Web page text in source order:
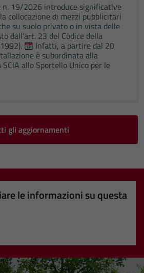
n. 19/2026 introduce significative
collocazione di mezzi pubblicitari
su suolo privato o in vista delle
dall’art. 23 del Codice della
Infatti, a partire dal 20
è subordinata alla
allo Sportello Unico per le
gli aggiornamenti
le informazioni su questa
5 stelle su 5
su 5
su 5
5
per il
funzionamento
del sito e non
possono
essere
disabilitati.